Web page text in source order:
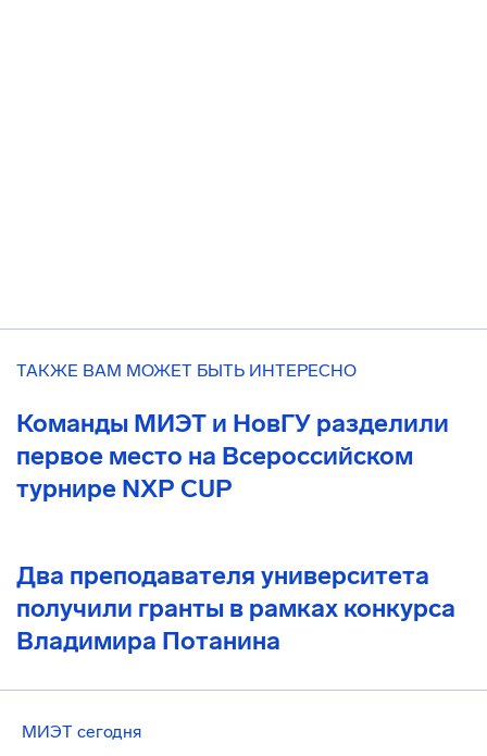
ТАКЖЕ ВАМ МОЖЕТ БЫТЬ ИНТЕРЕСНО
Команды МИЭТ и НовГУ разделили
первое место на Всероссийском
турнире NXP CUP
Два преподавателя университета
получили гранты в рамках конкурса
Владимира Потанина
МИЭТ сегодня